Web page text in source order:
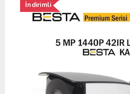
İndirimli